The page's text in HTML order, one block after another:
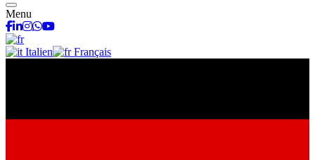
Menu
facebook
linkedin
instagram
whatsapp
youtube
Italien Français